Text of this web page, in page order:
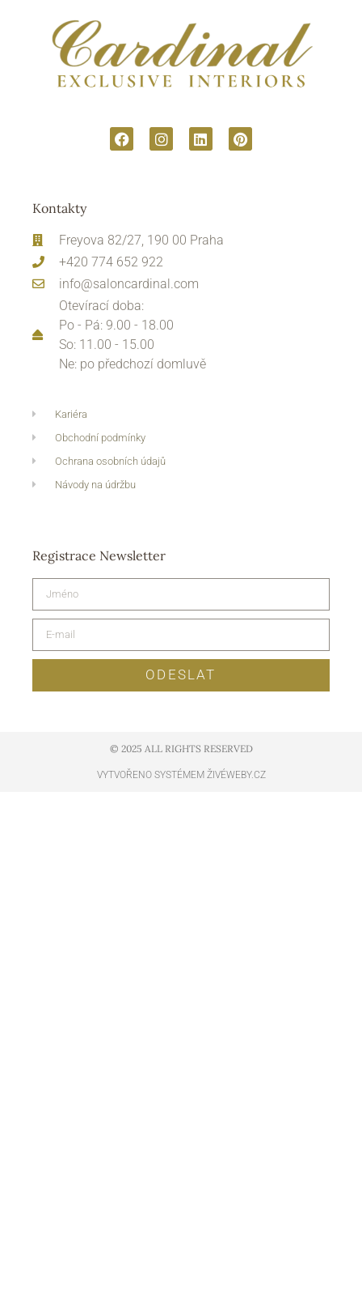
Kontakty
Freyova 82/27, 190 00 Praha
+420 774 652 922
info@saloncardinal.com
Otevírací doba:
Po - Pá: 9.00 - 18.00
So: 11.00 - 15.00
Ne: po předchozí domluvě
Kariéra
Obchodní podmínky
Ochrana osobních údajů
Návody na údržbu
Registrace Newsletter
ODESLAT
© 2025 ALL RIGHTS RESERVED​
VYTVOŘENO SYSTÉMEM ŽIVÉWEBY.CZ